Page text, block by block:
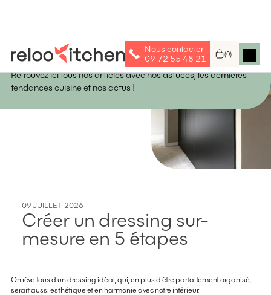
Nous contacter
09 72 55 48 21
(0)
Astuces & Idées
Retrouvez ici tous nos articles avec nos astuces, les dernières
tendances cuisine et nos actus !
09 JUILLET 2026
Créer un dressing sur-
mesure en 5 étapes‍
On rêve tous d’un dressing idéal, qui, en plus d’être parfaitement organisé,
serait aussi esthétique et en harmonie avec notre intérieur.